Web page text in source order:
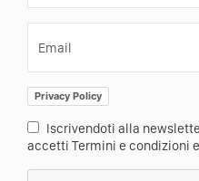
Email
Privacy Policy
Iscrivendoti alla
accetti Termini e condizioni